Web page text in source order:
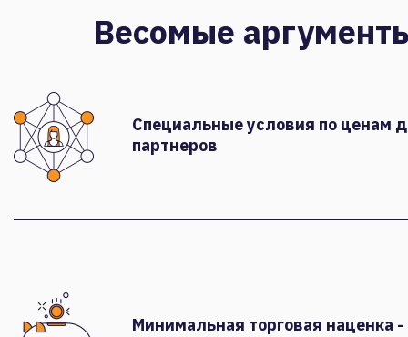
Весомые
Специальные условия по ценам
партнеров
Минимальная торговая наценка